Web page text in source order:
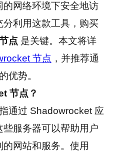
网络环境下安全地访
利用这款工具，购买
点 是关键。本文将详
节点 ，并推荐通
优势。
节点？
通过 Shadowrocket 应
服务器可以帮助用户
网站和服务。使用